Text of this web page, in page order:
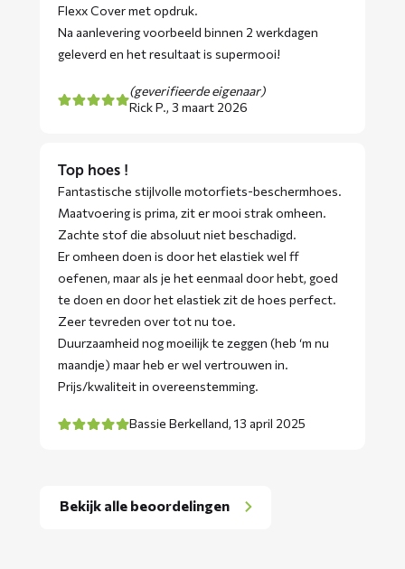
Flexx Cover met opdruk.
Na aanlevering voorbeeld binnen 2 werkdagen
geleverd en het resultaat is supermooi!
(geverifieerde eigenaar)
Rick P., 3 maart 2026
Top hoes !
Fantastische stijlvolle motorfiets-beschermhoes.
Maatvoering is prima, zit er mooi strak omheen.
Zachte stof die absoluut niet beschadigd.
Er omheen doen is door het elastiek wel ff
oefenen, maar als je het eenmaal door hebt, goed
te doen en door het elastiek zit de hoes perfect.
Zeer tevreden over tot nu toe.
Duurzaamheid nog moeilijk te zeggen (heb ‘m nu
maandje) maar heb er wel vertrouwen in.
Prijs/kwaliteit in overeenstemming.
Bassie Berkelland, 13 april 2025
Bekijk alle beoordelingen